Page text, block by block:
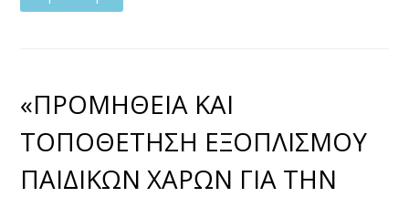
«ΠΡΟΜΗΘΕΙΑ ΚΑΙ
ΤΟΠΟΘΕΤΗΣΗ ΕΞΟΠΛΙΣΜΟΥ
ΠΑΙΔΙΚΩΝ ΧΑΡΩΝ ΓΙΑ ΤΗΝ